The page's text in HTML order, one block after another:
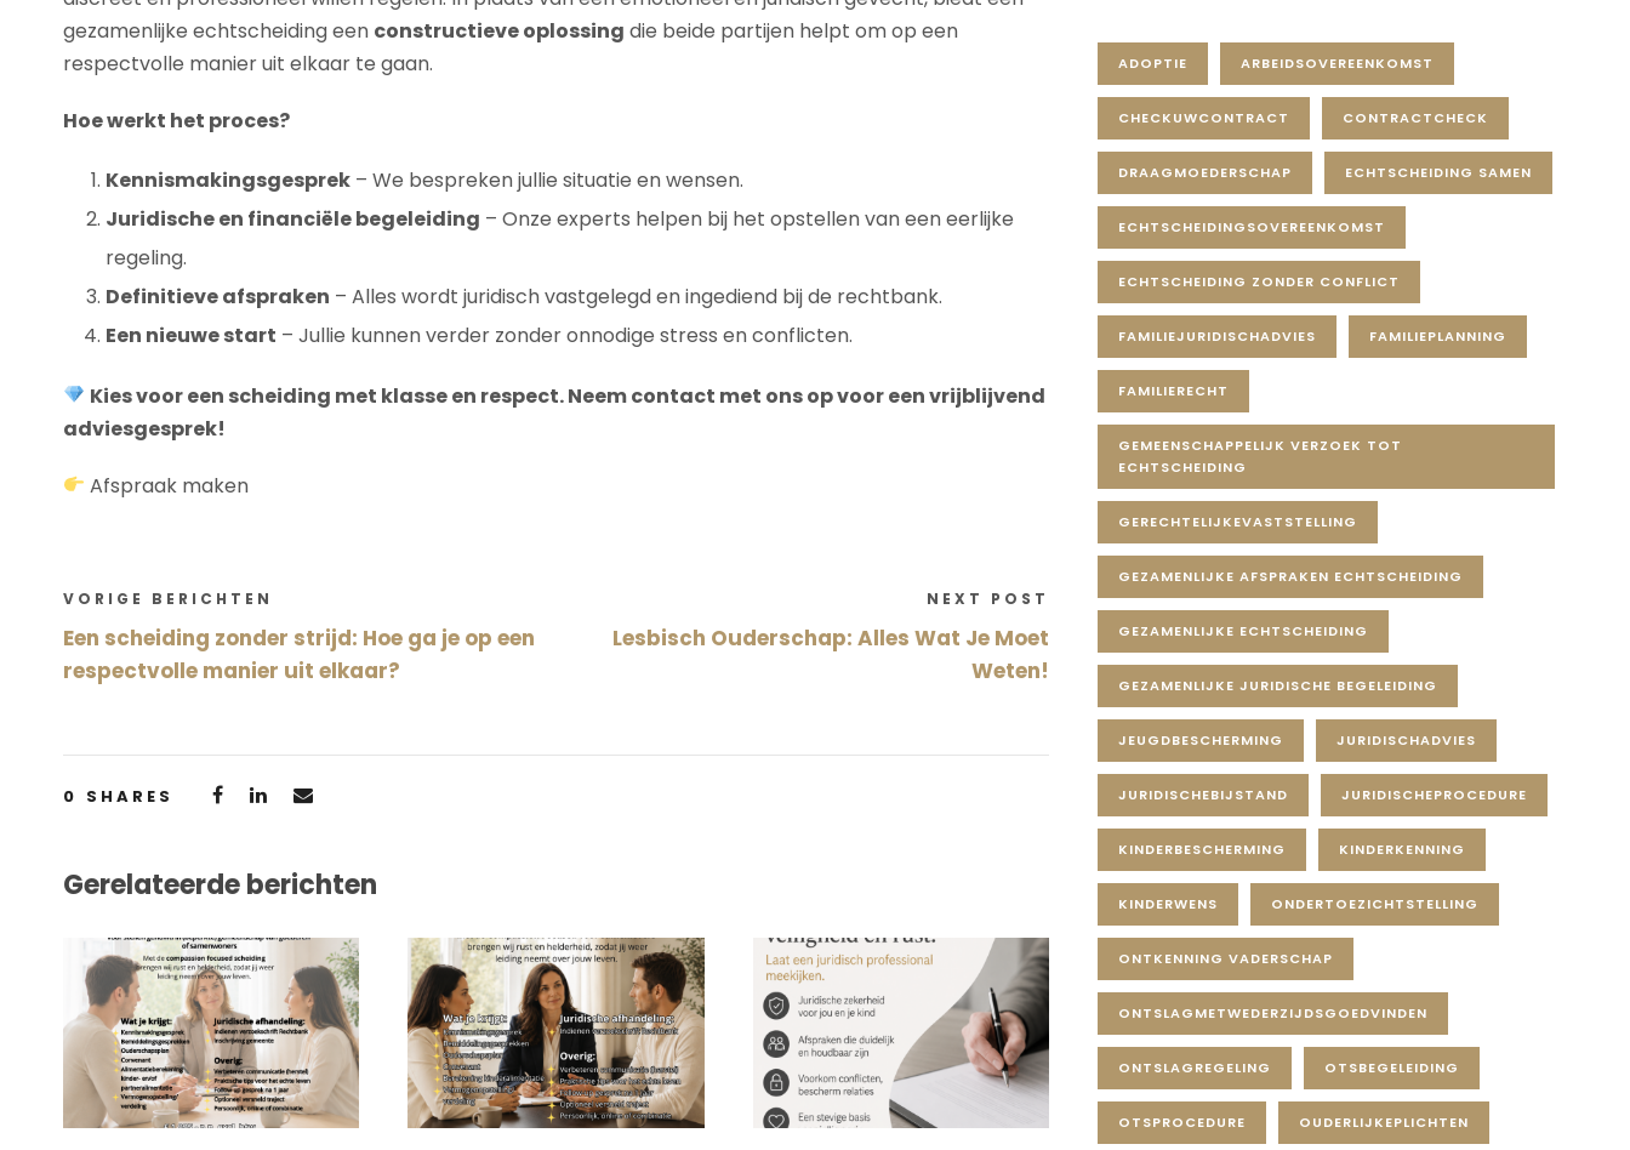
gezamenlijke echtscheiding een constructieve oplossing die beide partijen helpt om op een
respectvolle manier uit elkaar te gaan.
Hoe werkt het proces?
Kennismakingsgesprek – We bespreken jullie situatie en wensen.
Juridische en financiële begeleiding – Onze experts helpen bij het opstellen van een eerlijke
regeling.
Definitieve afspraken – Alles wordt juridisch vastgelegd en ingediend bij de rechtbank.
Een nieuwe start – Jullie kunnen verder zonder onnodige stress en conflicten.
Kies voor een scheiding met klasse en respect. Neem contact met ons op voor een vrijblijvend
adviesgesprek!
Afspraak maken
VORIGE BERICHTEN
Een scheiding zonder strijd: Hoe ga je op een
respectvolle manier uit elkaar?
NEXT POST
Lesbisch Ouderschap: Alles Wat Je Moet
Weten!
0 SHARES
Gerelateerde berichten
ADOPTIE ARBEIDSOVEREENKOMST
CHECKUWCONTRACT CONTRACTCHECK
DRAAGMOEDERSCHAP ECHTSCHEIDING SAMEN
ECHTSCHEIDINGSOVEREENKOMST
ECHTSCHEIDING ZONDER CONFLICT
FAMILIEJURIDISCHADVIES FAMILIEPLANNING
FAMILIERECHT
GEMEENSCHAPPELIJK VERZOEK TOT
ECHTSCHEIDING
GERECHTELIJKEVASTSTELLING
GEZAMENLIJKE AFSPRAKEN ECHTSCHEIDING
GEZAMENLIJKE ECHTSCHEIDING
GEZAMENLIJKE JURIDISCHE BEGELEIDING
JEUGDBESCHERMING JURIDISCHADVIES
JURIDISCHEBIJSTAND JURIDISCHEPROCEDURE
KINDERBESCHERMING KINDERKENNING
KINDERWENS ONDERTOEZICHTSTELLING
ONTKENNING VADERSCHAP
ONTSLAGMETWEDERZIJDSGOEDVINDEN
ONTSLAGREGELING OTSBEGELEIDING
OTSPROCEDURE OUDERLIJKEPLICHTEN